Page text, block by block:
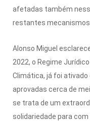
afetadas também
restantes mecanismos
Alonso Miguel
2022, o Regime
Climática, já foi
aprovadas cerca de
se trata de um
solidariedade para